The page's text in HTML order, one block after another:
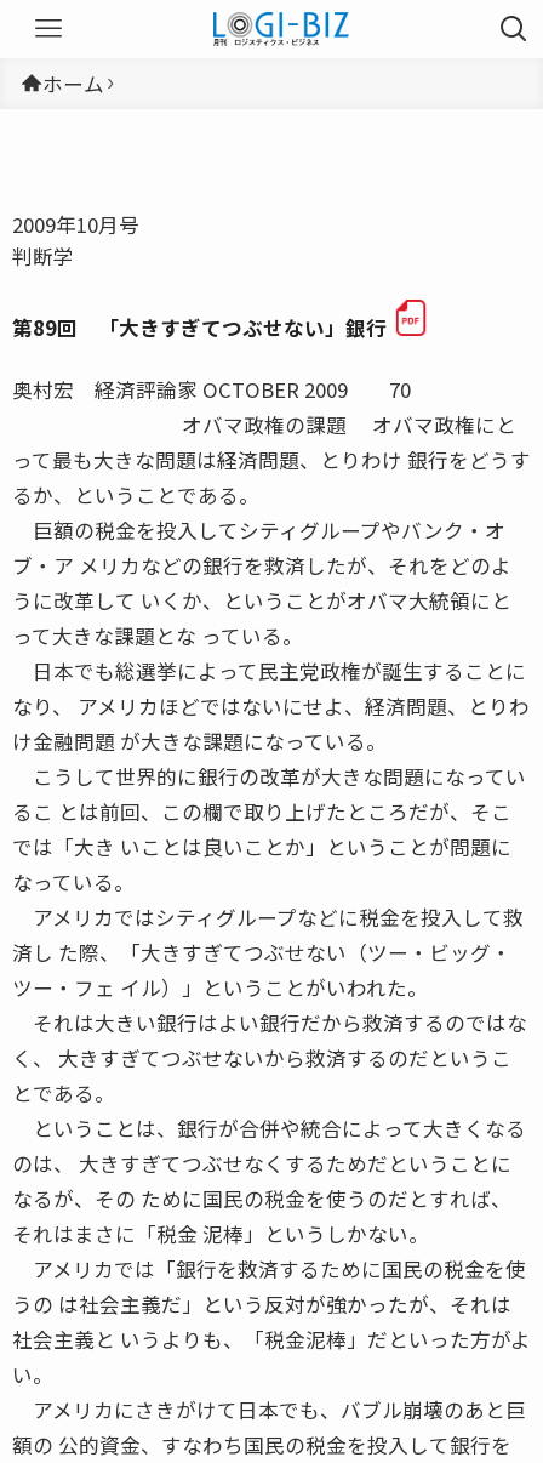
ホーム
2009年10月号
判断学
第89回 「大きすぎてつぶせない」銀行
奥村宏 経済評論家 OCTOBER 2009 70
オバマ政権の課題 オバマ政権にと
って最も大きな問題は経済問題、とりわけ 銀行をどうす
るか、ということである。
巨額の税金を投入してシティグループやバンク・オ
ブ・ア メリカなどの銀行を救済したが、それをどのよ
うに改革して いくか、ということがオバマ大統領にと
って大きな課題とな っている。
日本でも総選挙によって民主党政権が誕生することに
なり、 アメリカほどではないにせよ、経済問題、とりわ
け金融問題 が大きな課題になっている。
こうして世界的に銀行の改革が大きな問題になってい
るこ とは前回、この欄で取り上げたところだが、そこ
では「大き いことは良いことか」ということが問題に
なっている。
アメリカではシティグループなどに税金を投入して救
済し た際、「大きすぎてつぶせない（ツー・ビッグ・
ツー・フェ イル）」ということがいわれた。
それは大きい銀行はよい銀行だから救済するのではな
く、 大きすぎてつぶせないから救済するのだというこ
とである。
ということは、銀行が合併や統合によって大きくなる
のは、 大きすぎてつぶせなくするためだということに
なるが、その ために国民の税金を使うのだとすれば、
それはまさに「税金 泥棒」というしかない。
アメリカでは「銀行を救済するために国民の税金を使
うの は社会主義だ」という反対が強かったが、それは
社会主義と いうよりも、「税金泥棒」だといった方がよ
い。
アメリカにさきがけて日本でも、バブル崩壊のあと巨
額の 公的資金、すなわち国民の税金を投入して銀行を